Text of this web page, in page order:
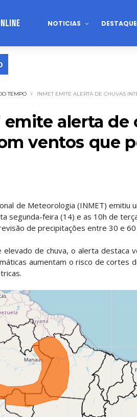
NOTICIAS
TEMPO INMET EMITE ALERTA DE CHUVAS
emite alerta de
ventos que
de Meteorologia (INMET) emitiu
segunda-feira (14) e as 10h de
de precipitações entre 30 e
elevado de chuva, o alerta
aumentam o risco de cortes